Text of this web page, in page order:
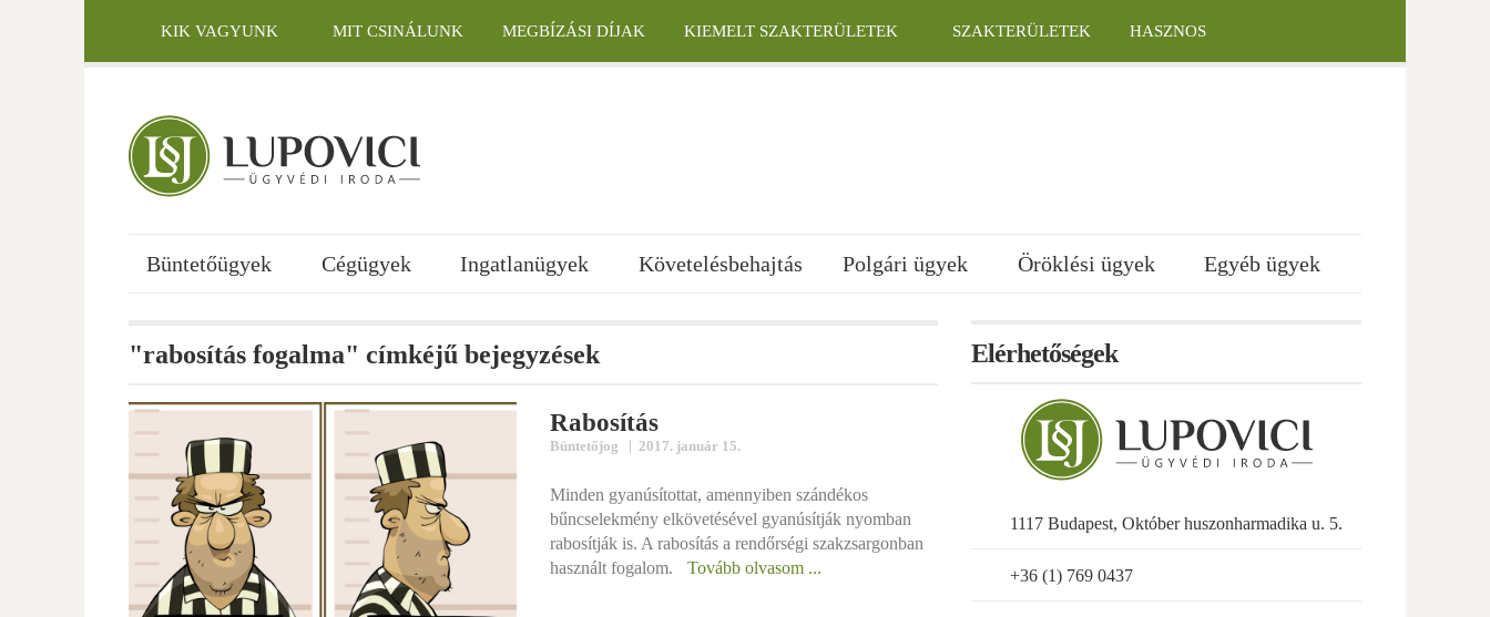
KIK VAGYUNK MIT CSINÁLUNK MEGBÍZÁSI DÍJAK KIEMELT SZAKTERÜLETEK SZAKTERÜLETEK HASZNOS
Büntetőügyek Cégügyek Ingatlanügyek Követelésbehajtás Polgári ügyek Öröklési ügyek Egyéb ügyek
"rabosítás fogalma" címkéjű bejegyzések
Rabosítás
Büntetőjog | 2017. január 15.
Minden gyanúsítottat, amennyiben szándékos
bűncselekmény elkövetésével gyanúsítják nyomban
rabosítják is. A rabosítás a rendőrségi szakzsargonban
használt fogalom.
Tovább olvasom ...
Elérhetőségek
1117 Budapest, Október huszonharmadika u. 5.
+36 (1) 769 0437